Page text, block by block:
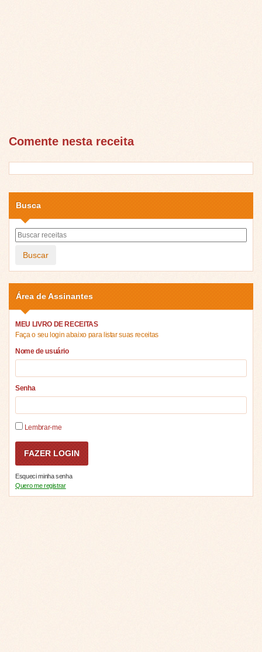
Comente nesta receita
Busca
Buscar
Área de Assinantes
MEU LIVRO DE RECEITAS
Faça o seu login abaixo para listar suas receitas
Nome de usuário
Senha
Lembrar-me
Esqueci minha senha
Quero me registrar